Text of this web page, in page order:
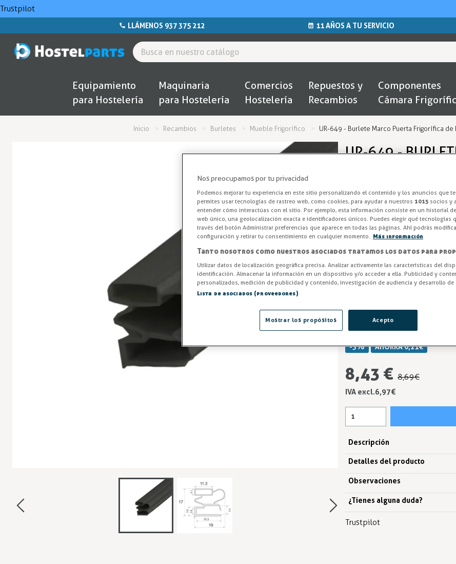
Trustpilot
LLÁMENOS 937 375 212 11 AÑOS A TU SERVICIO
Equipamiento
para Hostelería
Maquinaria
para Hostelería
Comercios
Hostelería
Repuestos y
Recambios
Componentes
Cámara
Inicio Recambios Burletes Mueble Frigorífico UR-649 - Burlete Marco Puerta Frigorífica
UR-649 -
DE PVC
Burlete
Tira de 2,5 metros de burlete
negro. Admite varilla
burlete con imán debe
negativo (marco)
ENTREGA 15 DÍAS.
-3% AHORRA 0,21 €
8,43 € 8,69 €
IVA excl.6,97 €
Descripción
Detalles del producto
Observaciones
¿Tienes alguna duda?
Trustpilot
Nos preocupamos por tu privacidad
Podemos mejorar tu experiencia en este sitio personalizando el contenido y los anuncios que
permites usar tecnologías de rastreo web, como cookies, para ayudar a nuestros 1015 socios y
entender cómo interactúas con el sitio. Por ejemplo, esta información consiste en un historial
web único, una geolocalización exacta e identificadores únicos. Puedes elegir qué tecnologías
través del botón Administrar preferencias que aparece en todas las páginas. Ahí podrás
configuración y retirar tu consentimiento en cualquier momento. Más información
Tanto nosotros como nuestros asociados tratamos los datos para
Utilizar datos de localización geográfica precisa. Analizar activamente las características del
identificación. Almacenar la información en un dispositivo y/o acceder a ella. Publicidad y
personalizados, medición de publicidad y contenido, investigación de audiencia y desarrollo de
Lista de asociados (proveedores)
Acepto
Mostrar los propósitos